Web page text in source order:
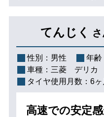
てんじく
性別： 男性 年齢
車種： 三菱 デリカ
タイヤ使用月数： 6ヶ
高速での安定